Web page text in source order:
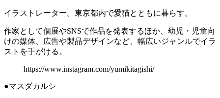
イラストレーター。東京都内で愛猫とともに暮らす。
作家として個展やSNSで作品を発表するほか、幼児・児童向
けの媒体、広告や製品デザインなど、幅広いジャンルでイラ
ストを手がける。
https://www.instagram.com/yumikitagishi/
●マスダカルシ